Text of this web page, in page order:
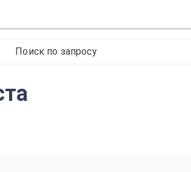
Поиск по запросу